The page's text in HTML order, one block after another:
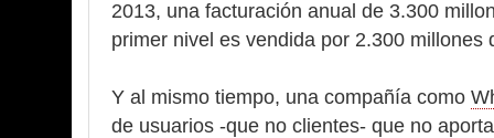
2013, una facturación anual de 3.300
primer nivel es vendida por 2.300 millones
Y al mismo tiempo, una compañía como
de usuarios -que no clientes- que no